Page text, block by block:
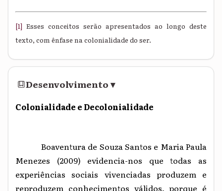
[1] Esses conceitos serão apresentados ao longo deste
texto, com ênfase na colonialidade do ser.
Desenvolvimento▾
Colonialidade e Decolonialidade
Boaventura de Souza Santos e Maria Paula
Menezes (2009) evidencia-nos que todas as
experiências sociais vivenciadas produzem e
reproduzem conhecimentos válidos, porque é